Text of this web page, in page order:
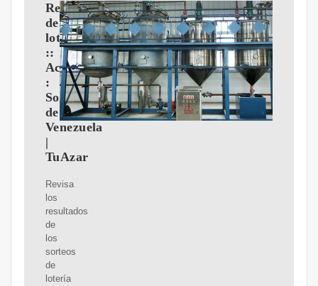
Resultados
de
lotería
::
Actual
:
Sorteos
de
Venezuela
|
TuAzar
Revisa
los
resultados
de
los
sorteos
de
lotería